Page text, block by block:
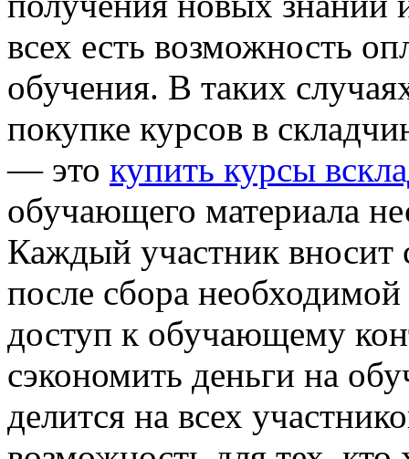
всех есть возможность
обучения. В таких
покупке курсов в
— это купить курсы
обучающего материала
Каждый участник вносит
после сбора
доступ к обучающему
сэкономить деньги на
делится на всех